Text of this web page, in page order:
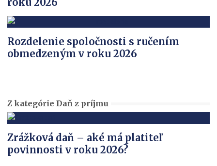
Rozdelenie spoločnosti s ručením
obmedzeným v roku 2026
Z kategórie Daň z príjmu
Zrážková daň – aké má platiteľ
povinnosti v roku 2026?